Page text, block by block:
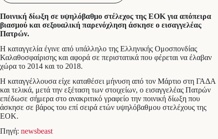
Ποινική δίωξη σε υψηλόβαθμο στέλεχος της ΕΟΚ για απόπειρα
βιασμού και σεξουαλική παρενόχληση άσκησε ο εισαγγελέας
Πατρών.
Η καταγγελία έγινε από υπάλληλο της Ελληνικής Ομοσπονδίας
Καλαθοσφαίρισης και αφορά σε περιστατικά που φέρεται να έλαβαν
χώρα το 2014 και το 2018.
Η καταγγέλλουσα είχε καταθέσει μήνυση από τον Μάρτιο στη ΓΑΔΑ
και τελικά, μετά την εξέταση των στοιχείων, ο εισαγγελέας Πατρών
επέδωσε σήμερα στο ανακριτικό γραφείο την ποινική δίωξη που
άσκησε σε βάρος του επί σειρά ετών υψηλόβαθμου στελέχους της
ΕΟΚ.
Πηγή: newsbeast